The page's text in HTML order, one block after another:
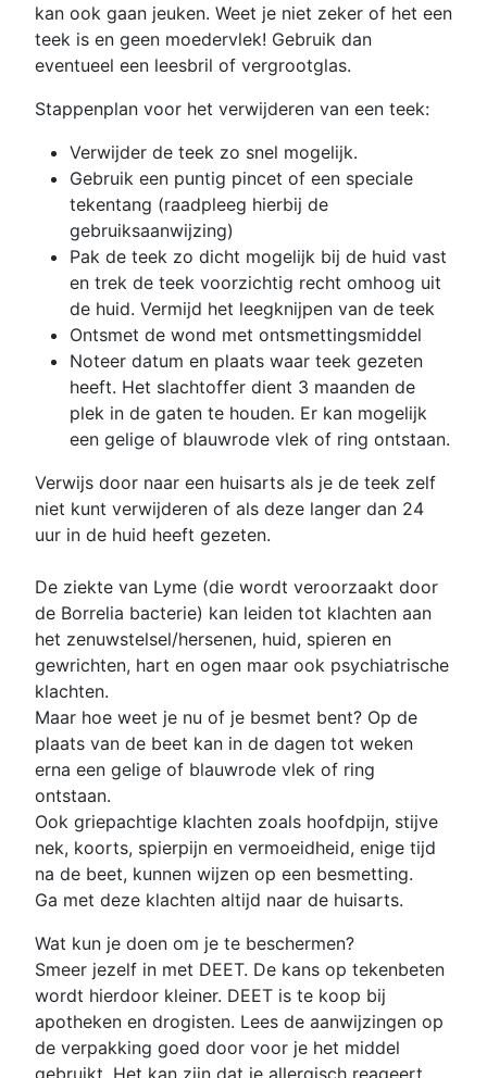
kan ook gaan jeuken. Weet je niet zeker of het een
teek is en geen moedervlek! Gebruik dan
eventueel een leesbril of vergrootglas.
Stappenplan voor het verwijderen van een teek:
Verwijder de teek zo snel mogelijk.
Gebruik een puntig pincet of een speciale
tekentang (raadpleeg hierbij de
gebruiksaanwijzing)
Pak de teek zo dicht mogelijk bij de huid vast
en trek de teek voorzichtig recht omhoog uit
de huid. Vermijd het leegknijpen van de teek
Ontsmet de wond met ontsmettingsmiddel
Noteer datum en plaats waar teek gezeten
heeft. Het slachtoffer dient 3 maanden de
plek in de gaten te houden. Er kan mogelijk
een gelige of blauwrode vlek of ring ontstaan.
Verwijs door naar een huisarts als je de teek zelf
niet kunt verwijderen of als deze langer dan 24
uur in de huid heeft gezeten.
De ziekte van Lyme (die wordt veroorzaakt door
de Borrelia bacterie) kan leiden tot klachten aan
het zenuwstelsel/hersenen, huid, spieren en
gewrichten, hart en ogen maar ook psychiatrische
klachten.
Maar hoe weet je nu of je besmet bent? Op de
plaats van de beet kan in de dagen tot weken
erna een gelige of blauwrode vlek of ring
ontstaan.
Ook griepachtige klachten zoals hoofdpijn, stijve
nek, koorts, spierpijn en vermoeidheid, enige tijd
na de beet, kunnen wijzen op een besmetting.
Ga met deze klachten altijd naar de huisarts.
Wat kun je doen om je te beschermen?
Smeer jezelf in met DEET. De kans op tekenbeten
wordt hierdoor kleiner. DEET is te koop bij
apotheken en drogisten. Lees de aanwijzingen op
de verpakking goed door voor je het middel